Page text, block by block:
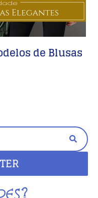
de Blusas